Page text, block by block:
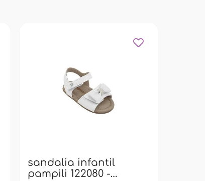
sandalia infantil
pampili 122080 -